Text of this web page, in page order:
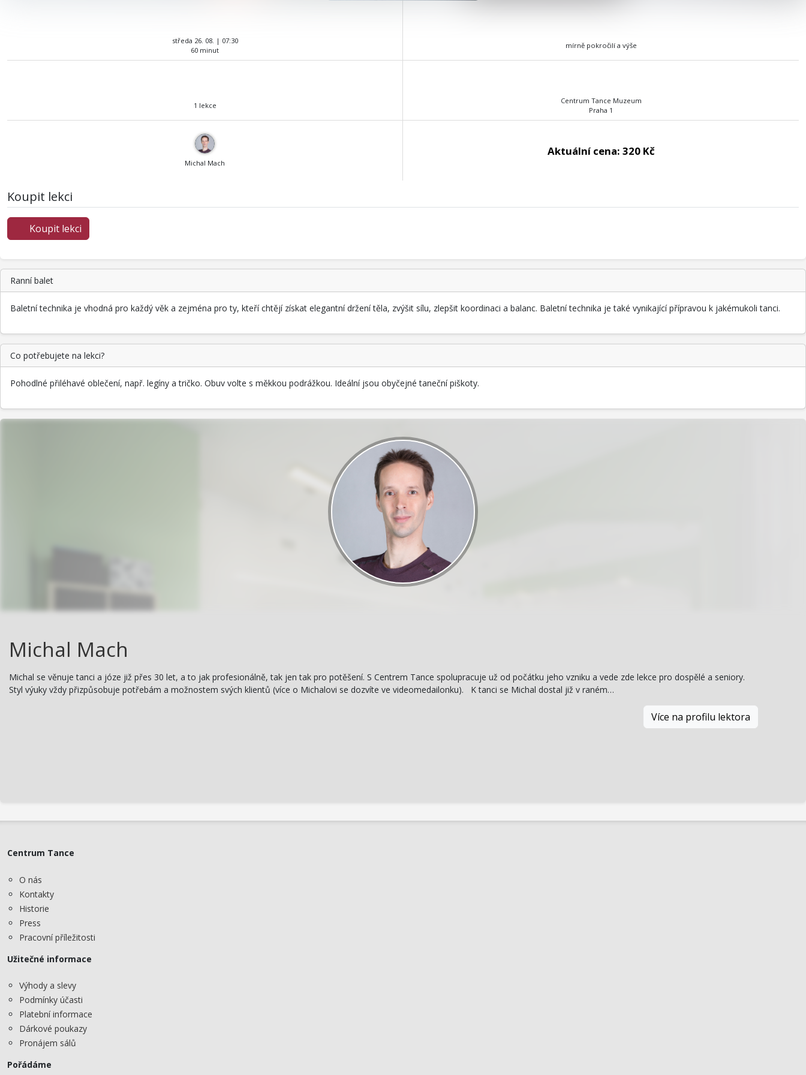
středa 26. 08. | 07:30
60 minut
mírně pokročilí a výše
1 lekce
Centrum Tance Muzeum
Praha 1
Michal Mach
Aktuální cena: 320 Kč
Koupit lekci
Koupit lekci
Ranní balet
Baletní technika je vhodná pro každý věk a zejména pro ty, kteří chtějí získat elegantní držení těla, zvýšit sílu, zlepšit koordinaci a balanc. Baletní technika je také vynikající přípravou k jakémukoli tanci.
Co potřebujete na lekci?
Pohodlné přiléhavé oblečení, např. legíny a tričko. Obuv volte s měkkou podrážkou. Ideální jsou obyčejné taneční piškoty.
Michal Mach
Michal se věnuje tanci a józe již přes 30 let, a to jak profesionálně, tak jen tak pro potěšení. S Centrem Tance spolupracuje už od počátku jeho vzniku a vede zde lekce pro dospělé a seniory.
Styl výuky vždy přizpůsobuje potřebám a možnostem svých klientů (více o Michalovi se dozvíte ve videomedailonku). K tanci se Michal dostal již v raném…
Více na profilu lektora
Centrum Tance
O nás
Kontakty
Historie
Press
Pracovní příležitosti
Užitečné informace
Výhody a slevy
Podmínky účasti
Platební informace
Dárkové poukazy
Pronájem sálů
Pořádáme